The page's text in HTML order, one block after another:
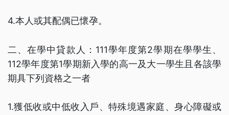
4.本人或其配偶已懷孕。
二、在學中貸款人：111學年度第2學期在學學生、
112學年度第1學期新入學的高一及大一學生且各該學
期具下列資格之一者
1.獲低收或中低收入戶、特殊境遇家庭、身心障礙或